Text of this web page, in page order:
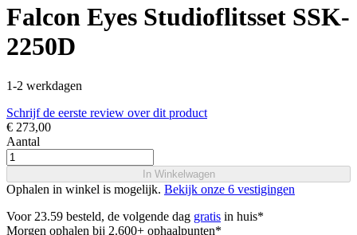
Falcon Eyes Studioflitsset SSK-
2250D
1-2 werkdagen
Schrijf de eerste review over dit product
€ 273,00
Aantal
In Winkelwagen
Ophalen in winkel is mogelijk. Bekijk onze 6 vestigingen
Voor 23.59 besteld, de volgende dag gratis in huis*
Morgen ophalen bij 2.600+ ophaalpunten*